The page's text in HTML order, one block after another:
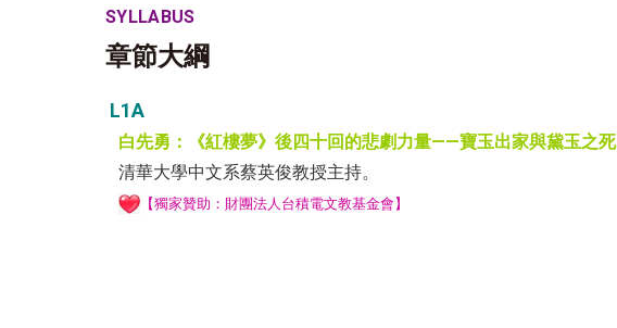
SYLLABUS
章節大綱
L1A
白先勇：《紅樓夢》後四十回的悲劇力量——寶玉出家與黛玉之死
清華大學中文系蔡英俊教授主持。
【獨家贊助： 財團法人台積電文教基金會】